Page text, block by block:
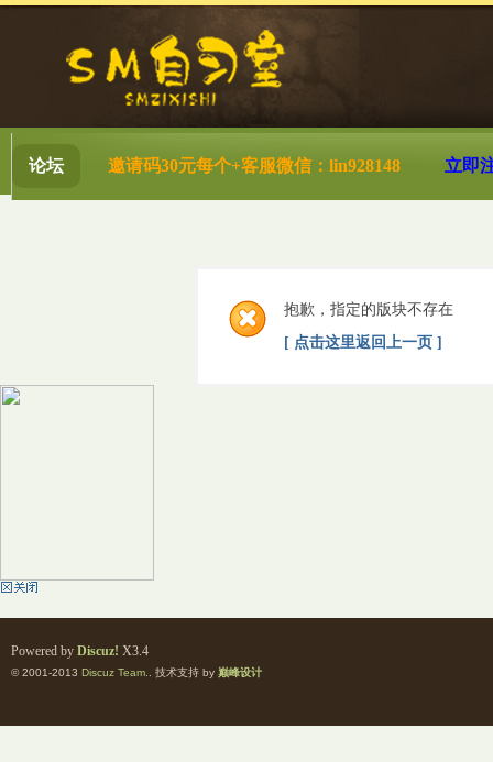
论坛 邀请码30元每个+客服微信：lin928148 立即
抱歉，指定的版块不存在
[ 点击这里返回上一页 ]
Powered by Discuz! X3.4
© 2001-2013 Discuz Team. . 技术支持 by 巅峰设计